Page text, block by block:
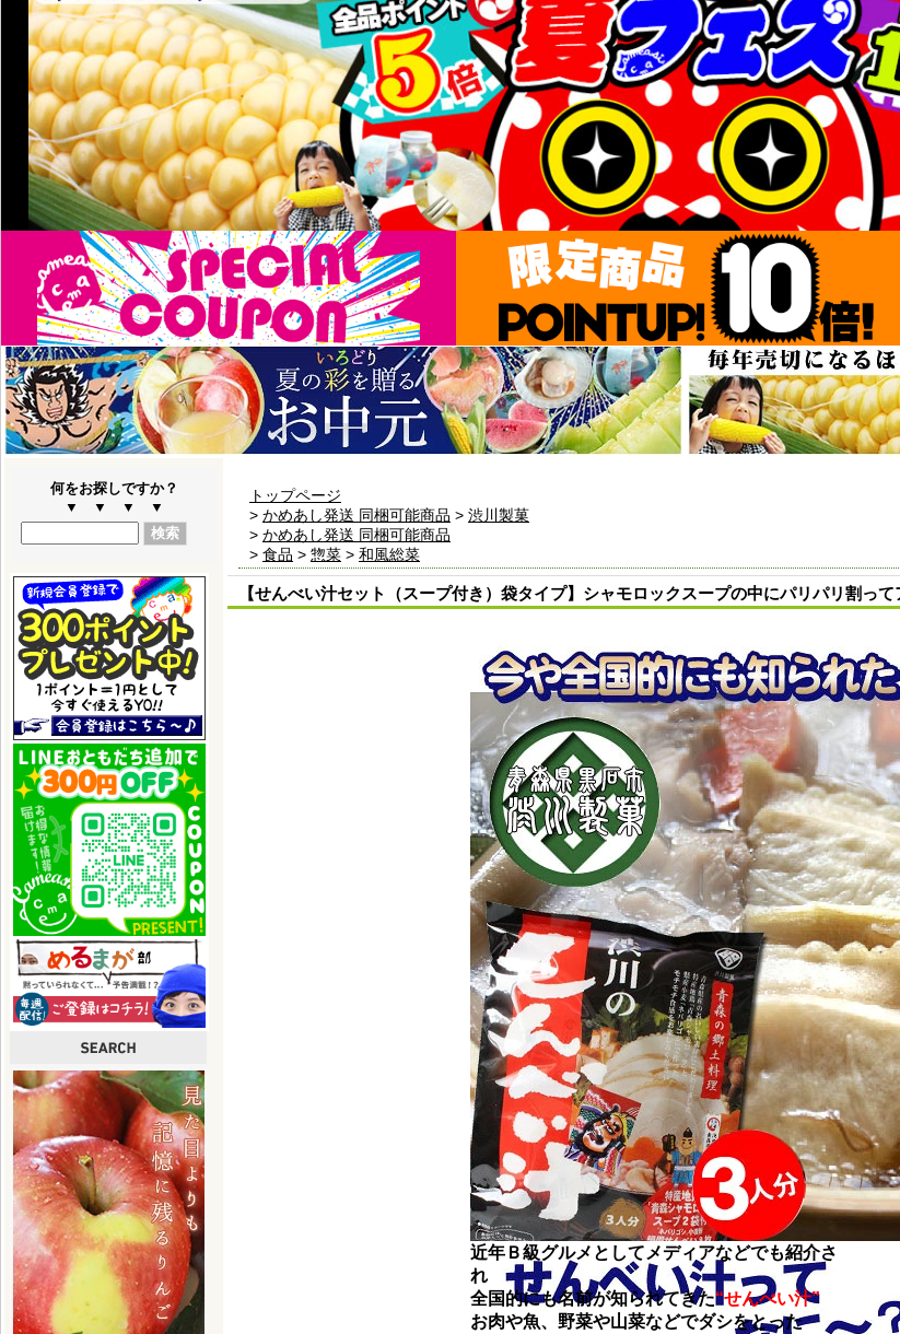
何をお探しですか？
▼ ▼ ▼ ▼
トップページ
> かめあし発送 同梱可能商品 > 渋川製菓
> かめあし発送 同梱可能商品
> 食品 > 惣菜 > 和風総菜
【せんべい汁セット（スープ付き）袋タイプ】シャモロックスープの中にパリパリ割っ
近年Ｂ級グルメとしてメディアなどでも紹介さ
れ
全国的にも名前が知られてきた“せんべい汁”
お肉や魚、野菜や山菜などでダシをとった